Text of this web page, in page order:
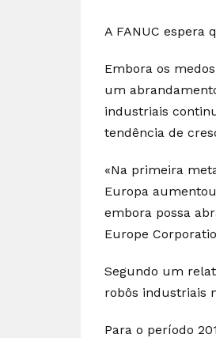
A FANUC
Embora os
um
industriais
tendência de
«Na primeira
Europa
embora possa
Europe
Segundo um
robôs industriais
Para o período